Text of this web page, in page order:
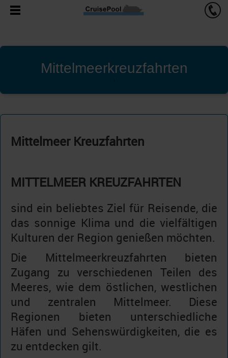
Mittelmeerkreuzfahrten
'
Mittelmeer Kreuzfahrten
MITTELMEER KREUZFAHRTEN
sind ein beliebtes Ziel für Reisende, die
das sonnige Klima und die vielfältigen
Kulturen der Region genießen möchten.
Die Mittelmeerkreuzfahrten bieten
Zugang zu verschiedenen Teilen des
Meeres, wie dem östlichen, westlichen
und zentralen Mittelmeer. Diese
Regionen bieten unterschiedliche
Häfen und Sehenswürdigkeiten, die es
zu entdecken gilt.